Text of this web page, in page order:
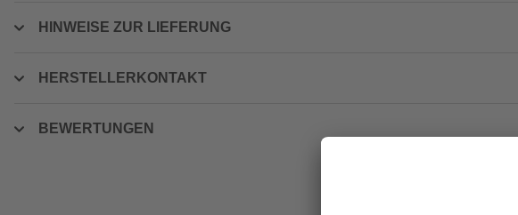
HINWEISE ZUR LIEFERUNG
HERSTELLERKONTAKT
BEWERTUNGEN